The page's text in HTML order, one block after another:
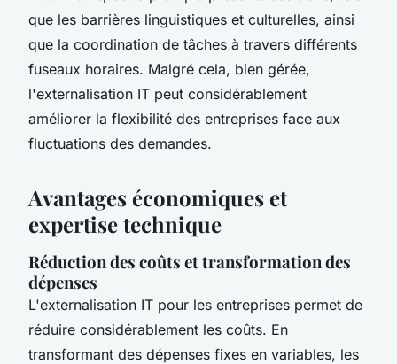
que les barrières linguistiques et culturelles, ainsi
que la coordination de tâches à travers différents
fuseaux horaires. Malgré cela, bien gérée,
l'externalisation IT peut considérablement
améliorer la flexibilité des entreprises face aux
fluctuations des demandes.
Avantages économiques et
expertise technique
Réduction des coûts et transformation des
dépenses
L'externalisation IT pour les entreprises permet de
réduire considérablement les coûts. En
transformant des dépenses fixes en variables, les